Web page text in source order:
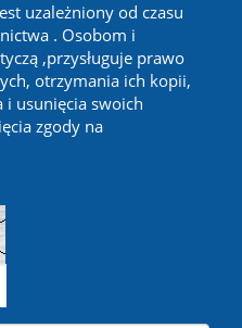
uzależniony od czasu
. Osobom i
,przysługuje prawo
otrzymania ich kopii,
usunięcia swoich
zgody na